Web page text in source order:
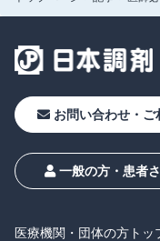
お問い合わせ・ご
一般の方・患者
医療機関・団体の方トッ